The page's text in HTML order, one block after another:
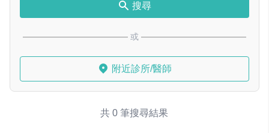
搜尋
或
附近診所/醫師
共 0 筆搜尋結果